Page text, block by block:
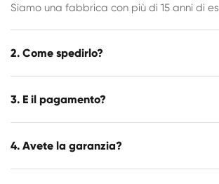
Siamo una fabbrica con più di 15 anni di
2. Come spedirlo?
3. E il pagamento?
4. Avete la garanzia?